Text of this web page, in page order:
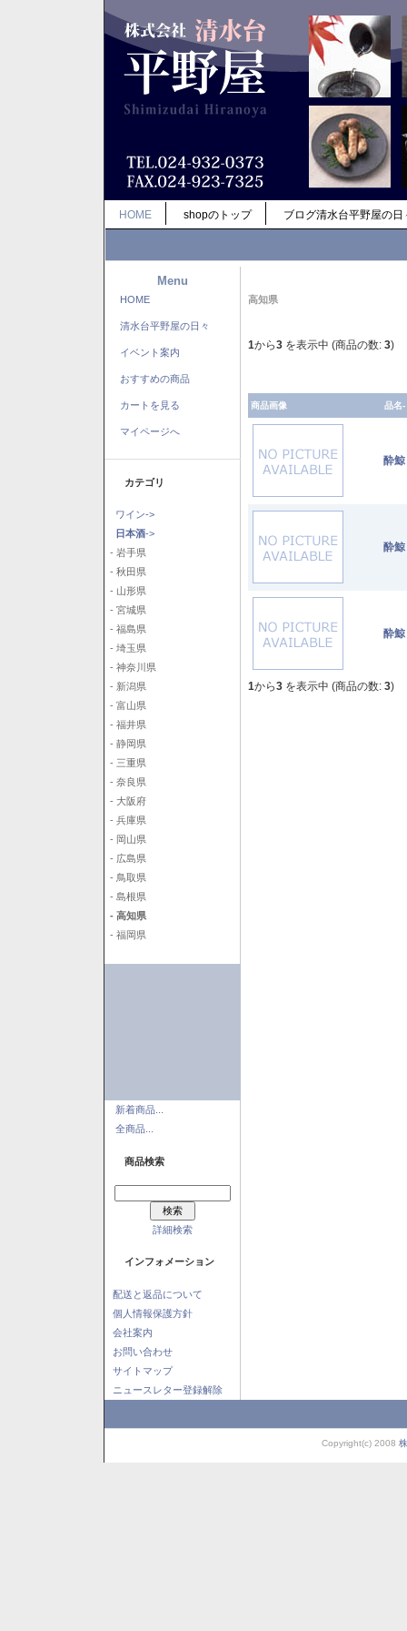
HOME shopのトップ ブログ清水台平野屋の日
Menu
HOME
清水台平野屋の日々
イベント案内
おすすめの商品
カートを見る
マイページへ
カテゴリ
ワイン->
日本酒->
- 岩手県
- 秋田県
- 山形県
- 宮城県
- 福島県
- 埼玉県
- 神奈川県
- 新潟県
- 富山県
- 福井県
- 静岡県
- 三重県
- 奈良県
- 大阪府
- 兵庫県
- 岡山県
- 広島県
- 鳥取県
- 島根県
- 高知県
- 福岡県
新着商品...
全商品...
商品検索
詳細検索
インフォメーション
配送と返品について
個人情報保護方針
会社案内
お問い合わせ
サイトマップ
ニュースレター登録解除
高知県
1から3 を表示中 (商品の数: 3)
商品画像 品名-
酔
酔
酔
1から3 を表示中 (商品の数: 3)
Copyright(c) 2008